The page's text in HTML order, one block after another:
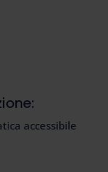
accessibile